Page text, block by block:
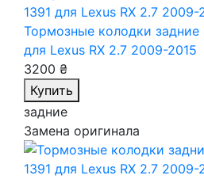
Тормозные колодки задние
для Lexus RX 2.7 2009-2015
3200 ₴
Купить
задние
Замена оригинала